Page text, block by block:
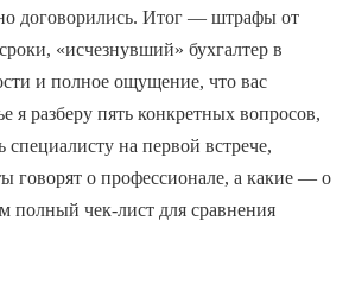
договорились. Итог — штрафы от
«исчезнувший» бухгалтер в
и полное ощущение, что вас
я разберу пять конкретных вопросов,
специалисту на первой встрече,
говорят о профессионале, а какие — о
полный чек-лист для сравнения